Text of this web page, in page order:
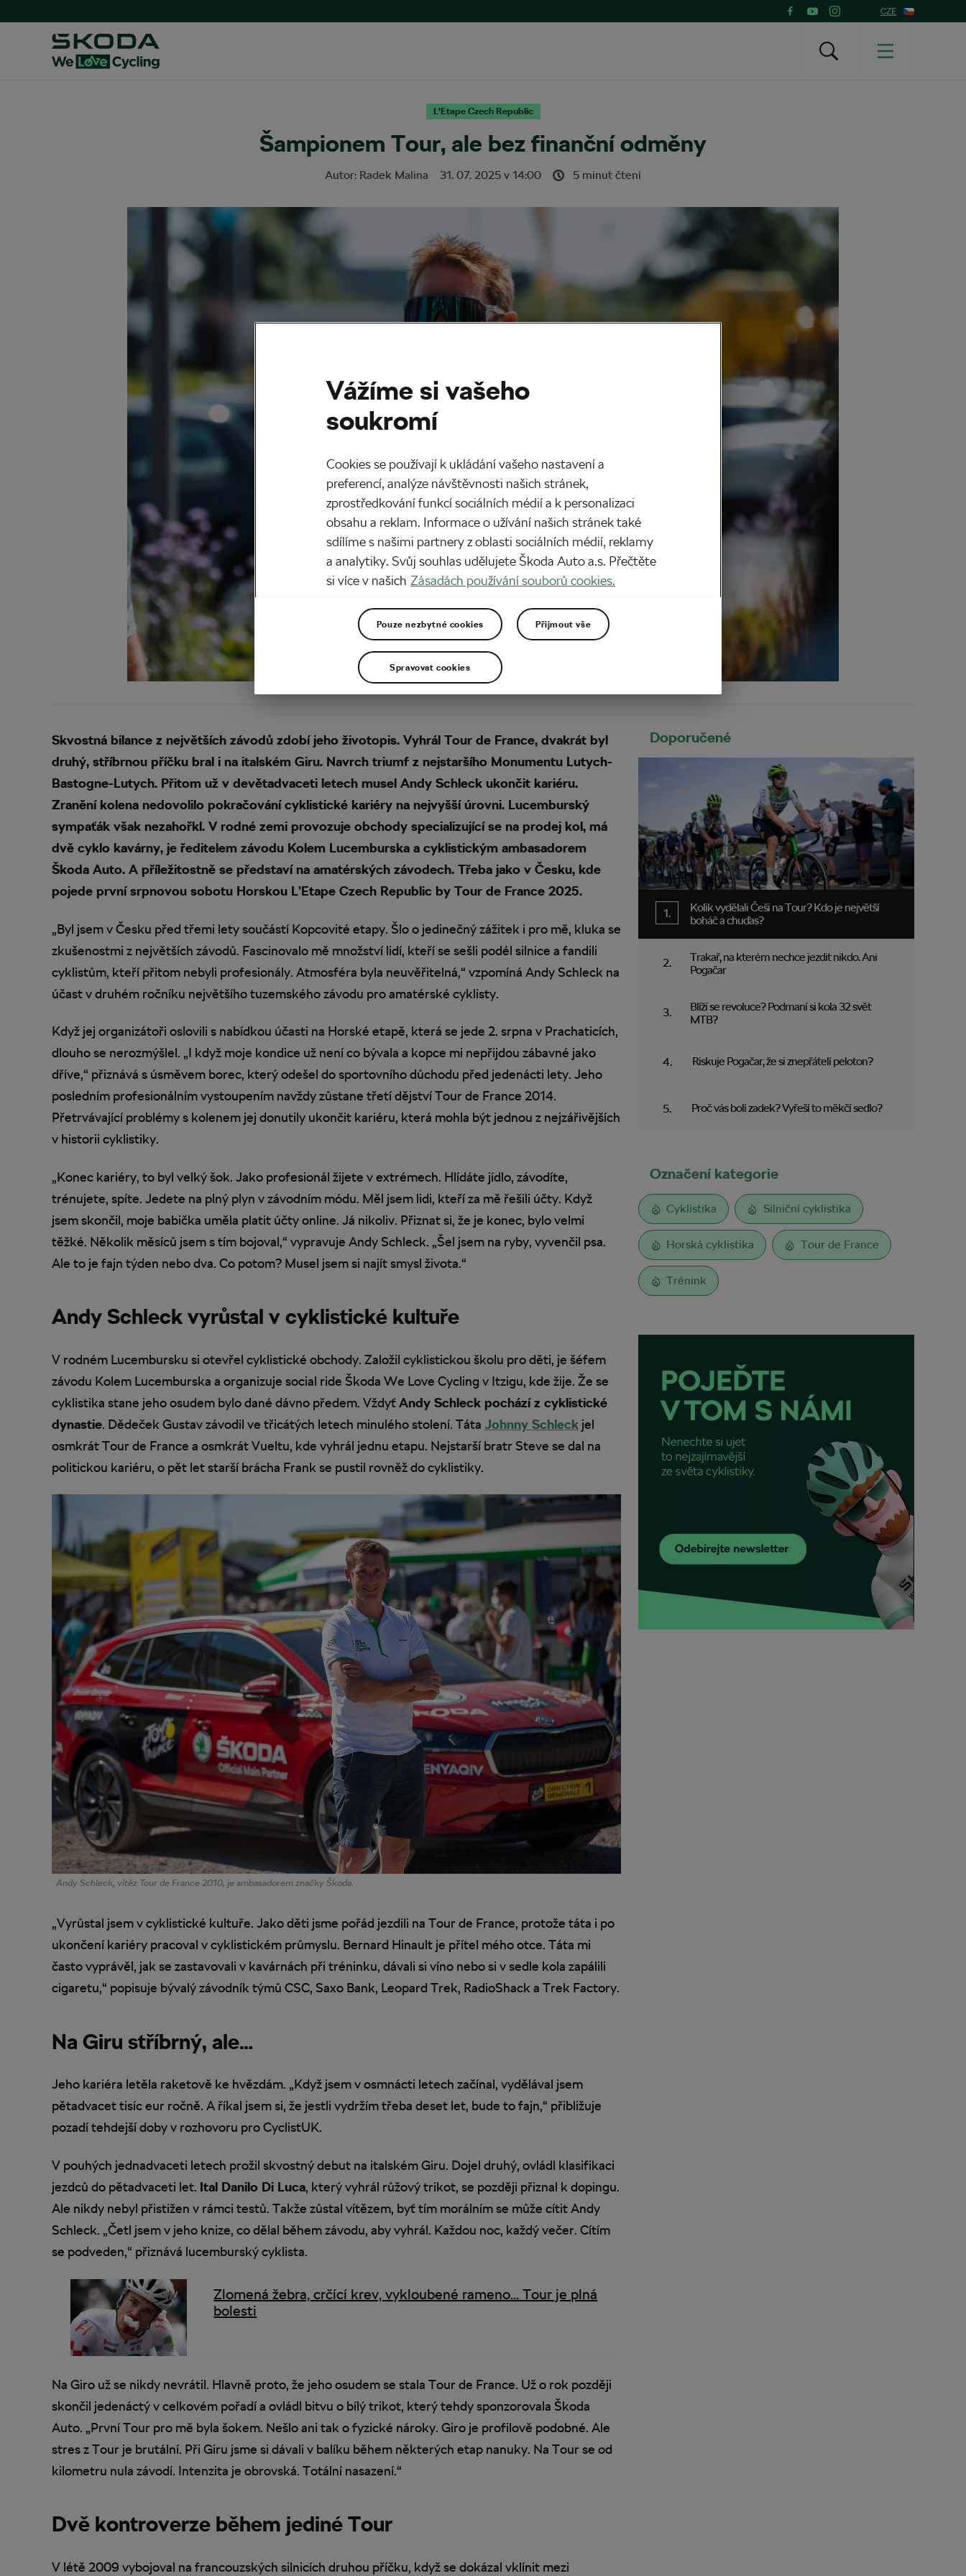
CZE
L'Etape Czech Republic
Šampionem Tour, ale bez finanční odměny
Autor: Radek Malina 31. 07. 2025 v 14:00 5 minut čtení
Skvostná bilance z největších závodů zdobí jeho životopis. Vyhrál Tour de France, dvakrát byl
druhý, stříbrnou příčku bral i na italském Giru. Navrch triumf z nejstaršího Monumentu Lutych-
Bastogne-Lutych. Přitom už v devětadvaceti letech musel Andy Schleck ukončit kariéru.
Zranění kolena nedovolilo pokračování cyklistické kariéry na nejvyšší úrovni. Lucemburský
sympaťák však nezahořkl. V rodné zemi provozuje obchody specializující se na prodej kol, má
dvě cyklo kavárny, je ředitelem závodu Kolem Lucemburska a cyklistickým ambasadorem
Škoda Auto. A příležitostně se představí na amatérských závodech. Třeba jako v Česku, kde
pojede první srpnovou sobotu Horskou L’Etape Czech Republic by Tour de France 2025.
„Byl jsem v Česku před třemi lety součástí Kopcovité etapy. Šlo o jedinečný zážitek i pro mě, kluka se
zkušenostmi z největších závodů. Fascinovalo mě množství lidí, kteří se sešli podél silnice a fandili
cyklistům, kteří přitom nebyli profesionály. Atmosféra byla neuvěřitelná,“ vzpomíná Andy Schleck na
účast v druhém ročníku největšího tuzemského závodu pro amatérské cyklisty.
Když jej organizátoři oslovili s nabídkou účasti na Horské etapě, která se jede 2. srpna v Prachaticích,
dlouho se nerozmýšlel. „I když moje kondice už není co bývala a kopce mi nepřijdou zábavné jako
dříve,“ přiznává s úsměvem borec, který odešel do sportovního důchodu před jedenácti lety. Jeho
posledním profesionálním vystoupením navždy zůstane třetí dějství Tour de France 2014.
Přetrvávající problémy s kolenem jej donutily ukončit kariéru, která mohla být jednou z nejzářivějších
v historii cyklistiky.
„Konec kariéry, to byl velký šok. Jako profesionál žijete v extrémech. Hlídáte jídlo, závodíte,
trénujete, spíte. Jedete na plný plyn v závodním módu. Měl jsem lidi, kteří za mě řešili účty. Když
jsem skončil, moje babička uměla platit účty online. Já nikoliv. Přiznat si, že je konec, bylo velmi
těžké. Několik měsíců jsem s tím bojoval,“ vypravuje Andy Schleck. „Šel jsem na ryby, vyvenčil psa.
Ale to je fajn týden nebo dva. Co potom? Musel jsem si najít smysl života.“
Andy Schleck vyrůstal v cyklistické kultuře
V rodném Lucembursku si otevřel cyklistické obchody. Založil cyklistickou školu pro děti, je šéfem
závodu Kolem Lucemburska a organizuje social ride Škoda We Love Cycling v Itzigu, kde žije. Že se
cyklistika stane jeho osudem bylo dané dávno předem. VždyťAndy Schleck pochází z cyklistické
dynastie. Dědeček Gustav závodil ve třicátých letech minulého stolení. Táta Johnny Schleck jel
osmkrát Tour de France a osmkrát Vueltu, kde vyhrál jednu etapu. Nejstarší bratr Steve se dal na
politickou kariéru, o pět let starší brácha Frank se pustil rovněž do cyklistiky.
Andy Schleck, vítěz Tour de France 2010, je ambasadorem značky Škoda.
„Vyrůstal jsem v cyklistické kultuře. Jako děti jsme pořád jezdili na Tour de France, protože táta i po
ukončení kariéry pracoval v cyklistickém průmyslu. Bernard Hinault je přítel mého otce. Táta mi
často vyprávěl, jak se zastavovali v kavárnách při tréninku, dávali si víno nebo si v sedle kola zapálili
cigaretu,“ popisuje bývalý závodník týmů CSC, Saxo Bank, Leopard Trek, RadioShack a Trek Factory.
Na Giru stříbrný, ale…
Jeho kariéra letěla raketově ke hvězdám. „Když jsem v osmnácti letech začínal, vydělával jsem
pětadvacet tisíc eur ročně. A říkal jsem si, že jestli vydržím třeba deset let, bude to fajn,“ přibližuje
pozadí tehdejší doby v rozhovoru pro CyclistUK.
V pouhých jednadvaceti letech prožil skvostný debut na italském Giru. Dojel druhý, ovládl klasifikaci
jezdců do pětadvaceti let. Ital Danilo Di Luca, který vyhrál růžový trikot, se později přiznal k dopingu.
Ale nikdy nebyl přistižen v rámci testů. Takže zůstal vítězem, byť tím morálním se může cítit Andy
Schleck. „Četl jsem v jeho knize, co dělal během závodu, aby vyhrál. Každou noc, každý večer. Cítím
se podveden,“ přiznává lucemburský cyklista.
Zlomená žebra, crčící krev, vykloubené rameno… Tour je plná
bolesti
Na Giro už se nikdy nevrátil. Hlavně proto, že jeho osudem se stala Tour de France. Už o rok později
skončil jedenáctý v celkovém pořadí a ovládl bitvu o bílý trikot, který tehdy sponzorovala Škoda
Auto. „První Tour pro mě byla šokem. Nešlo ani tak o fyzické nároky. Giro je profilově podobné. Ale
stres z Tour je brutální. Při Giru jsme si dávali v balíku během některých etap nanuky. Na Tour se od
kilometru nula závodí. Intenzita je obrovská. Totální nasazení.“
Dvě kontroverze během jediné Tour
V létě 2009 vybojoval na francouzských silnicích druhou příčku, když se dokázal vklínit mezi
Doporučené
Kolik vydělali Češi na Tour? Kdo je největší
boháč a chuďas?
Trakař, na kterém nechce jezdit nikdo. Ani
Pogačar
Blíží se revoluce? Podmaní si kola 32 svět
MTB?
Riskuje Pogačar, že si znepřátelí peloton?
Proč vás bolí zadek? Vyřeší to měkčí sedlo?
Označení kategorie
Cyklistika Silniční cyklistika
Horská cyklistika Tour de France
Trénink
Vážíme si vašeho
soukromí
Cookies se používají k ukládání vašeho nastavení a
preferencí, analýze návštěvnosti našich stránek,
zprostředkování funkcí sociálních médií a k personalizaci
obsahu a reklam. Informace o užívání našich stránek také
sdílíme s našimi partnery z oblasti sociálních médií, reklamy
a analytiky. Svůj souhlas udělujete Škoda Auto a.s. Přečtěte
si více v našich Zásadách používání souborů cookies.
Pouze nezbytné cookies Přijmout vše
Spravovat cookies